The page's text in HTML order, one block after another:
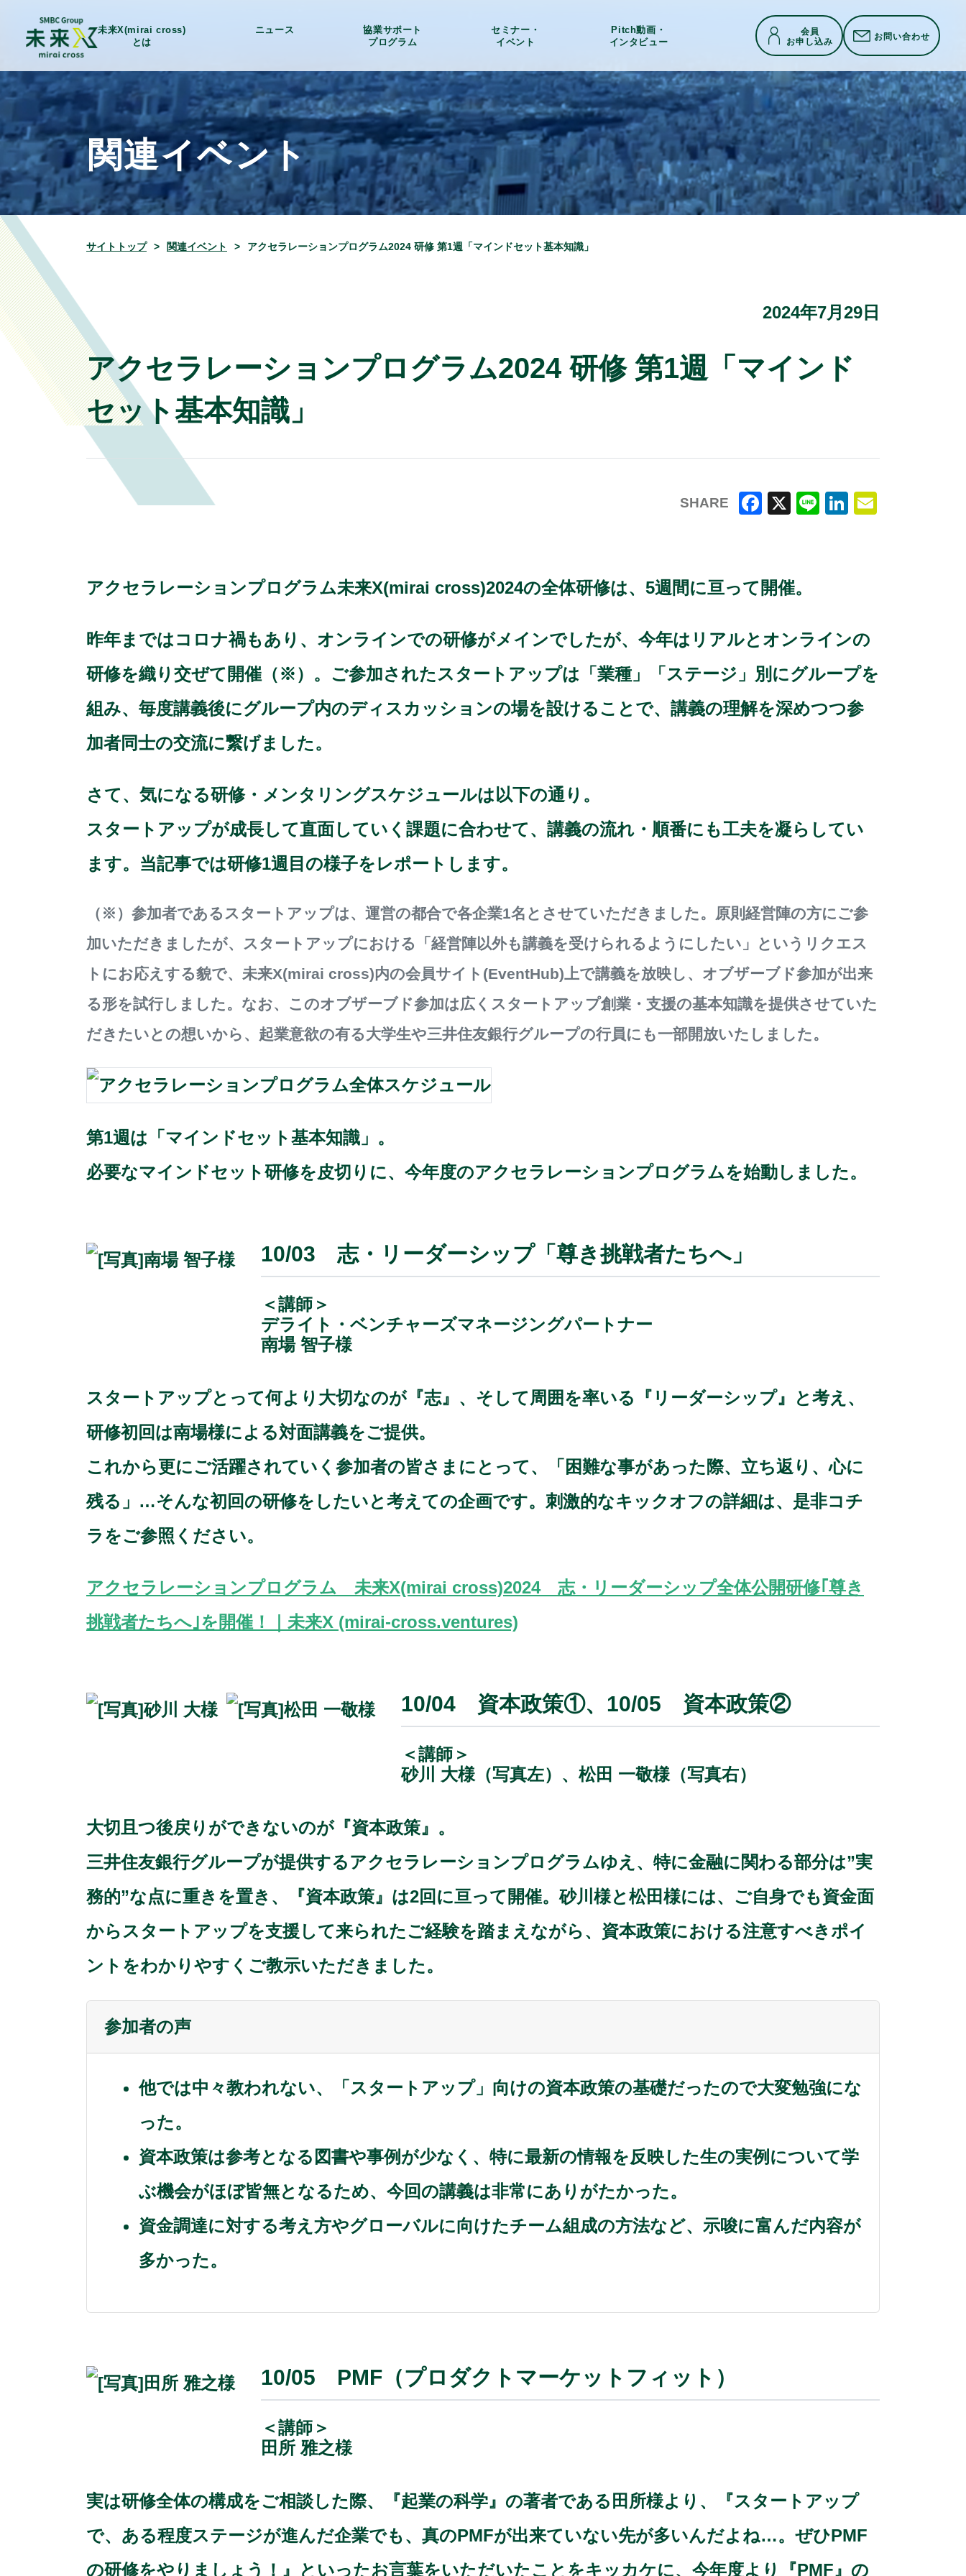
未来X(mirai cross)
とは
ニュース
協業サポート
プログラム
セミナー・
イベント
Pitch動画・
インタビュー
会員
お申し込み お問い合わせ
関連イベント
サイトトップ 関連イベント アクセラレーションプログラム2024 研修 第1週「マインドセット基本知識」
2024年7月29日
アクセラレーションプログラム2024 研修 第1週「マインド
セット基本知識」
SHARE
e
o
o
k
n
アクセラレーションプログラム未来X(mirai cross)2024の全体研修は、5週間に亘って開催。
昨年まではコロナ禍もあり、オンラインでの研修がメインでしたが、今年はリアルとオンラインの
研修を織り交ぜて開催（※）。ご参加されたスタートアップは「業種」「ステージ」別にグループを
組み、毎度講義後にグループ内のディスカッションの場を設けることで、講義の理解を深めつつ参
加者同士の交流に繋げました。
さて、気になる研修・メンタリングスケジュールは以下の通り。
スタートアップが成長して直面していく課題に合わせて、講義の流れ・順番にも工夫を凝らしてい
ます。当記事では研修1週目の様子をレポートします。
（※）参加者であるスタートアップは、運営の都合で各企業1名とさせていただきました。原則経営陣の方にご参
加いただきましたが、スタートアップにおける「経営陣以外も講義を受けられるようにしたい」というリクエス
トにお応えする貌で、未来X(mirai cross)内の会員サイト(EventHub)上で講義を放映し、オブザーブド参加が出来
る形を試行しました。なお、このオブザーブド参加は広くスタートアップ創業・支援の基本知識を提供させていた
だきたいとの想いから、起業意欲の有る大学生や三井住友銀行グループの行員にも一部開放いたしました。
第1週は「マインドセット基本知識」。
必要なマインドセット研修を皮切りに、今年度のアクセラレーションプログラムを始動しました。
10/03 志・リーダーシップ「尊き挑戦者たちへ」
＜講師＞
デライト・ベンチャーズマネージングパートナー
南場 智子様
スタートアップとって何より大切なのが『志』、そして周囲を率いる『リーダーシップ』と考え、
研修初回は南場様による対面講義をご提供。
これから更にご活躍されていく参加者の皆さまにとって、「困難な事があった際、立ち返り、心に
残る」…そんな初回の研修をしたいと考えての企画です。刺激的なキックオフの詳細は、是非コチ
ラをご参照ください。
アクセラレーションプログラム 未来X(mirai cross)2024 志・リーダーシップ全体公開研修｢尊き
挑戦者たちへ｣を開催！｜未来X (mirai-cross.ventures)
10/04 資本政策①、10/05 資本政策②
＜講師＞
砂川 大様（写真左）、松田 一敬様（写真右）
大切且つ後戻りができないのが『資本政策』。
三井住友銀行グループが提供するアクセラレーションプログラムゆえ、特に金融に関わる部分は”実
務的”な点に重きを置き、『資本政策』は2回に亘って開催。砂川様と松田様には、ご自身でも資金面
からスタートアップを支援して来られたご経験を踏まえながら、資本政策における注意すべきポイ
ントをわかりやすくご教示いただきました。
参加者の声
他では中々教われない、「スタートアップ」向けの資本政策の基礎だったので大変勉強にな
った。
資本政策は参考となる図書や事例が少なく、特に最新の情報を反映した生の実例について学
ぶ機会がほぼ皆無となるため、今回の講義は非常にありがたかった。
資金調達に対する考え方やグローバルに向けたチーム組成の方法など、示唆に富んだ内容が
多かった。
10/05 PMF（プロダクトマーケットフィット）
＜講師＞
田所 雅之様
実は研修全体の構成をご相談した際、『起業の科学』の著者である田所様より、『スタートアップ
で、ある程度ステージが進んだ企業でも、真のPMFが出来ていない先が多いんだよね…。ぜひPMF
の研修をやりましょう！』といったお言葉をいただいたことをキッカケに、今年度より『PMF』の